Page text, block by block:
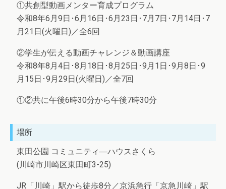
①共創型動画メンター育成プログラム
令和8年6月9日･6月16日･6月23日･7月7日･7月14日･7
月21日(火曜日)／全6回
②学生が伝える動画チャレンジ＆動画講座
令和8年8月4日･8月18日･8月25日･9月1日･9月8日･9
月15日･9月29日(火曜日)／全7回
①②共に午後6時30分から午後7時30分
場所
東田公園 コミュニティ―ハウスさくら
(川崎市川崎区東田町3-25)
JR「川崎」駅から徒歩8分／京浜急行「京急川崎」駅